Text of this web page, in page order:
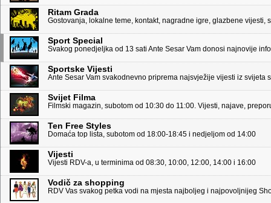
Ritam Grada
Gostovanja, lokalne teme, kontakt, nagradne igre, glazbene vijesti,
Sport Special
Svakog ponedjeljka od 13 sati Ante Sesar Vam donosi najnovije
Sportske Vijesti
Ante Sesar Vam svakodnevno priprema najsvježije vijesti iz svijeta
Svijet Filma
Filmski magazin, subotom od 10:30 do 11:00. Vijesti, najave,
Ten Free Styles
Domaća top lista, subotom od 18:00-18:45 i nedjeljom od 14:00
Vijesti
Vijesti RDV-a, u terminima od 08:30, 10:00, 12:00, 14:00 i 16:00
Vodič za shopping
RDV Vas svakog petka vodi na mjesta najboljeg i najpovoljnijeg